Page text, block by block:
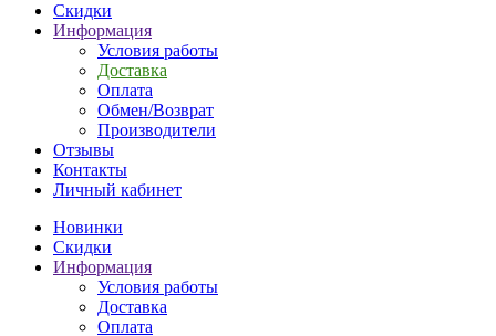
Скидки
Информация
Условия работы
Доставка
Оплата
Обмен/Возврат
Производители
Отзывы
Контакты
Личный кабинет
Новинки
Скидки
Информация
Условия работы
Доставка
Оплата